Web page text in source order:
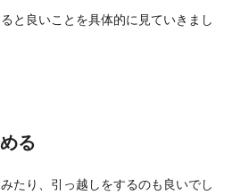
と良いことを具体的に見ていきまし
る
たり、引っ越しをするのも良いでし